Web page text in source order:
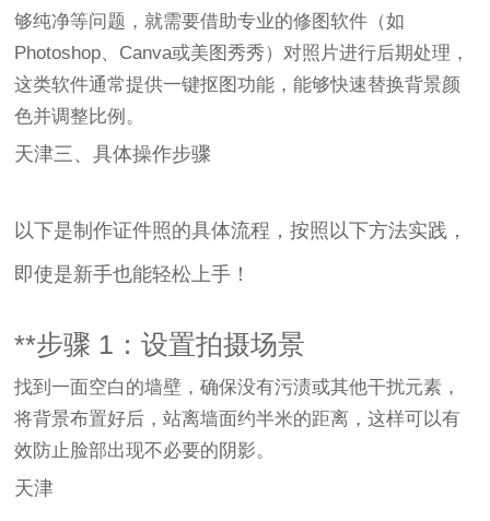
够纯净等问题，就需要借助专业的修图软件（如
Photoshop、Canva或美图秀秀）对照片进行后期处理，
这类软件通常提供一键抠图功能，能够快速替换背景颜
色并调整比例。
天津三、具体操作步骤
以下是制作证件照的具体流程，按照以下方法实践，
即使是新手也能轻松上手！
**步骤 1：设置拍摄场景
找到一面空白的墙壁，确保没有污渍或其他干扰元素，
将背景布置好后，站离墙面约半米的距离，这样可以有
效防止脸部出现不必要的阴影。
天津